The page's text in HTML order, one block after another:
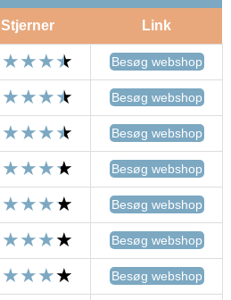
Stjerner Link
Besøg webshop
Besøg webshop
Besøg webshop
Besøg webshop
Besøg webshop
Besøg webshop
Besøg webshop